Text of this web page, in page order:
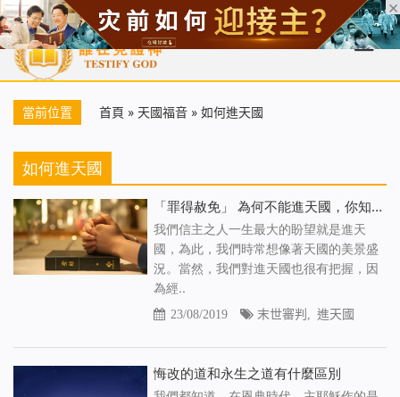
首頁 每日靈糧 天國福音 基督徒見證 信仰解答 聖經
當前位置 首頁 » 天國福音 » 如何進天國
如何進天國
「罪得赦免」 為何不能進天國，你知道嗎
我們信主之人一生最大的盼望就是進天
國，為此，我們時常想像著天國的美景盛
況。當然，我們對進天國也很有把握，因
為經..
23/08/2019 末世審判 進天國
悔改的道和永生之道有什麼區別